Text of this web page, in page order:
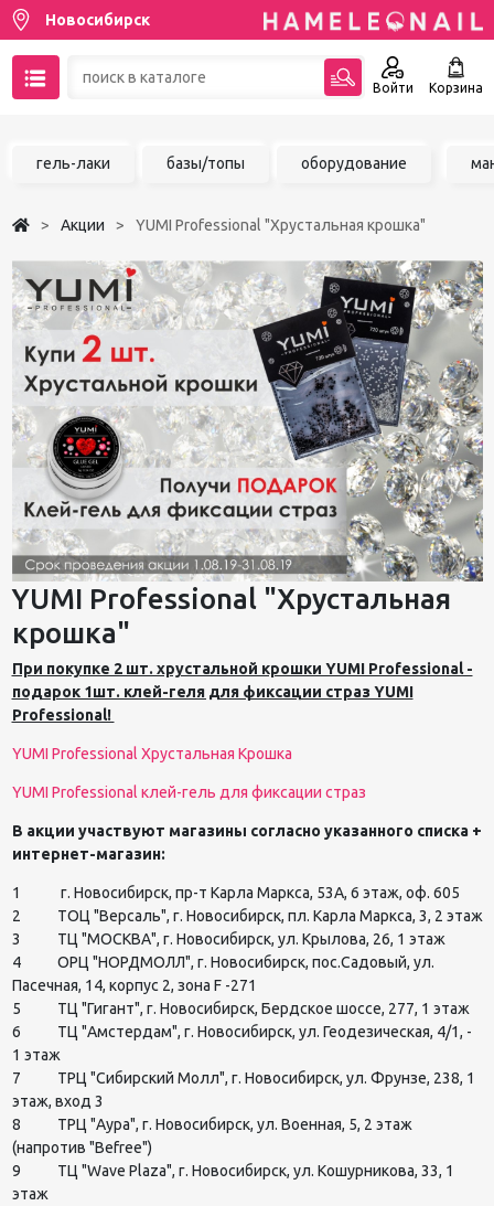
Новосибирск
Войти Корзина
Акции
Избранное
гель-лаки базы/топы оборудование
Акции YUMI Professional "Хрустальная крошка"
YUMI Professional "Хрустальная
крошка"
При покупке 2 шт. хрустальной крошки YUMI Professional -
подарок 1шт. клей-геля для фиксации страз YUMI
Professional!
YUMI Professional Хрустальная Крошка
YUMI Professional клей-гель для фиксации страз
В акции участвуют магазины согласно указанного списка +
интернет-магазин:
1 г. Новосибирск, пр-т Карла Маркса, 53А, 6 этаж, оф. 605
2 ТОЦ "Версаль", г. Новосибирск, пл. Карла Маркса, 3, 2 этаж
3 ТЦ "МОСКВА", г. Новосибирск, ул. Крылова, 26, 1 этаж
4 ОРЦ "НОРДМОЛЛ", г. Новосибирск, пос.Садовый, ул.
Пасечная, 14, корпус 2, зона F -271
5 ТЦ "Гигант", г. Новосибирск, Бердское шоссе, 277, 1 этаж
6 ТЦ "Амстердам", г. Новосибирск, ул. Геодезическая, 4/1, -
1 этаж
7 ТРЦ "Сибирский Молл", г. Новосибирск, ул. Фрунзе, 238, 1
этаж, вход 3
8 ТРЦ "Аура", г. Новосибирск, ул. Военная, 5, 2 этаж
(напротив "Befree")
9 ТЦ "Wave Plaza", г. Новосибирск, ул. Кошурникова, 33, 1
этаж